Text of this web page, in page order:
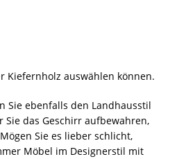
Kiefernholz auswählen können.
Sie ebenfalls den Landhausstil
Sie das Geschirr aufbewahren,
Sie es lieber schlicht,
Möbel im Designerstil mit